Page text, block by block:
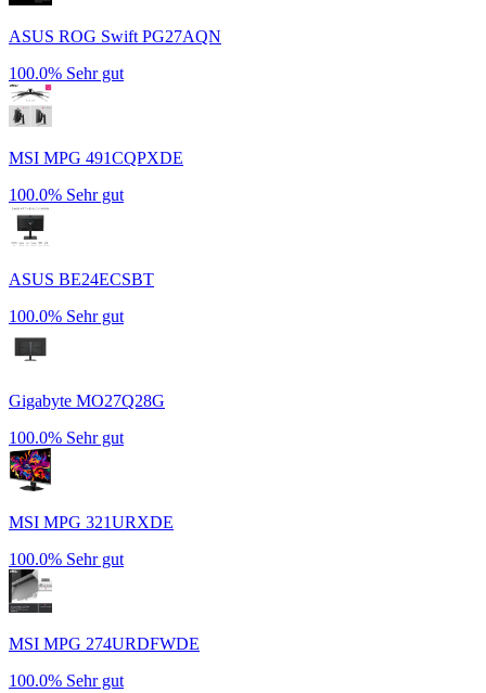
ASUS ROG Swift PG27AQN
100.0% Sehr gut
MSI MPG 491CQPXDE
100.0% Sehr gut
ASUS BE24ECSBT
100.0% Sehr gut
Gigabyte MO27Q28G
100.0% Sehr gut
MSI MPG 321URXDE
100.0% Sehr gut
MSI MPG 274URDFWDE
100.0% Sehr gut